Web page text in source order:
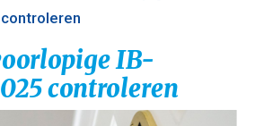
IB-
controleren